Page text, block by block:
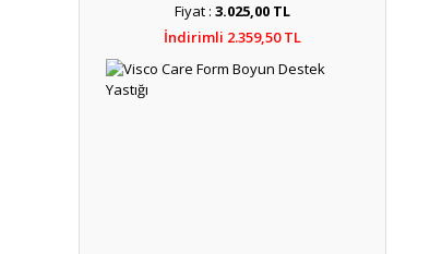
Fiyat : 3.025,00 TL
İndirimli 2.359,50 TL